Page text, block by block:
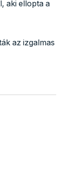
aki ellopta a
az izgalmas